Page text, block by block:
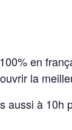
en
la
aussi à 10h